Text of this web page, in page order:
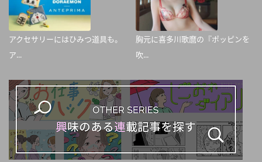
アクセサリーにはひみつ道具も。
ア...
胸元に喜多川歌麿の『ポッピンを
吹...